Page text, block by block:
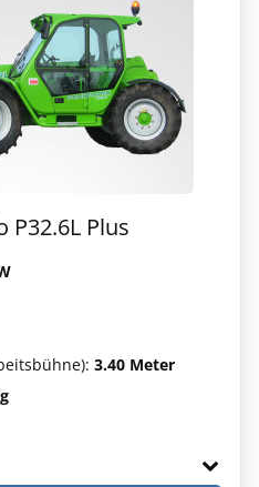
P32.6L Plus
3.40 Meter